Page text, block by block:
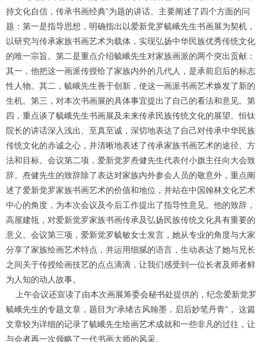
1 2 3 4
持文化自信，传承书画经典”为题的讲话。主要阐述了四个方面的问
题：第一是指导思想，明确指出以爱新觉罗毓峨先生书画展为契机，
以研究与传承家族书画艺术为载体，实现弘扬中华民族优秀传统文化
的唯一宗旨。第二是重点介绍毓峨先生对家族画派的两个突出贡献：
其一，他把这一画派传授给了家族内外的几代人，是承前启后的标志
性人物。其二，毓峨先生善于创新，使这一画派书画艺术焕发了新的
生机。第三，对本次书画展的具体事宜提出了自己的看法和意见。第
四，重点谈了毓峨先生书画展及未来传承民族传统文化的展望。恒钛
院长的讲话深入浅出、至真至诚，深切地表达了自己对传承中华民族
传统文化的赤诚之心，并清晰地表述了传承家族书画艺术的途径、方
法和目标。会议第二项，爱新觉罗焘健先生代表付小旗主任向大会致
辞。焘健先生的致辞除了表达对家族内外参会人员的敬意外，重点阐
述了爱新觉罗家族书画艺术的价值和地位，并站在中国翰林文化艺术
中心的角度，为本次会议及今后工作提出了指导性意见。他的致辞，
高屋建瓴，对爱新觉罗家族书画传承及弘扬民族传统文化具有重要的
意义。会议第三项，爱新觉罗毓敏女士发言，她从专业的角度与大家
分享了家族绘画艺术特点，并运用细腻的语言，生动表达了她与兄长
之间关于传授绘画技艺的点点滴滴，让我们感受到一位长者及师者鲜
为人知的动人故事。
上午会议还宣读了由本次画展筹委会秘书处提供的，纪念爱新觉罗
毓峨先生的专题文章，题目为“承绪古风翰墨，启后妙笔丹青”， 这篇
文章较为详细的记录了毓峨先生绘画艺术成就和一些非凡的过往，让
与会者再一次领略了一代书画大师的风采。